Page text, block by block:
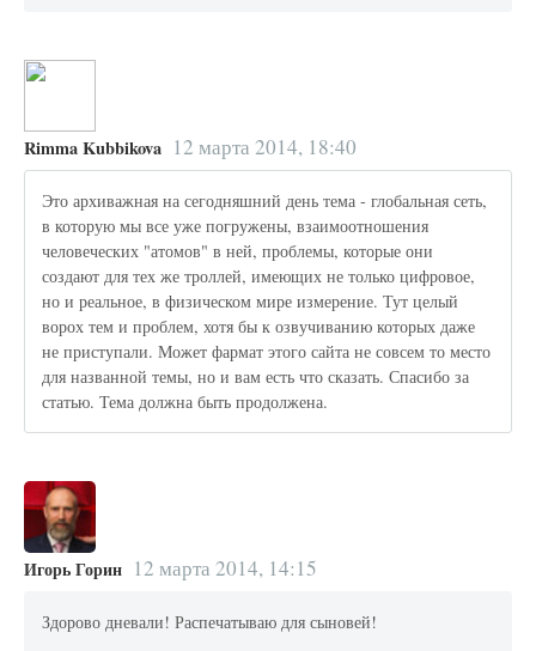
Rimma Kubbikova 12 марта 2014, 18:40
Это архиважная на сегодняшний день тема - глобальная сеть,
в которую мы все уже погружены, взаимоотношения
человеческих "атомов" в ней, проблемы, которые они
создают для тех же троллей, имеющих не только цифровое,
но и реальное, в физическом мире измерение. Тут целый
ворох тем и проблем, хотя бы к озвучиванию которых даже
не приступали. Может фармат этого сайта не совсем то место
для названной темы, но и вам есть что сказать. Спасибо за
статью. Тема должна быть продолжена.
Игорь Горин 12 марта 2014, 14:15
Здорово дневали! Распечатываю для сыновей!